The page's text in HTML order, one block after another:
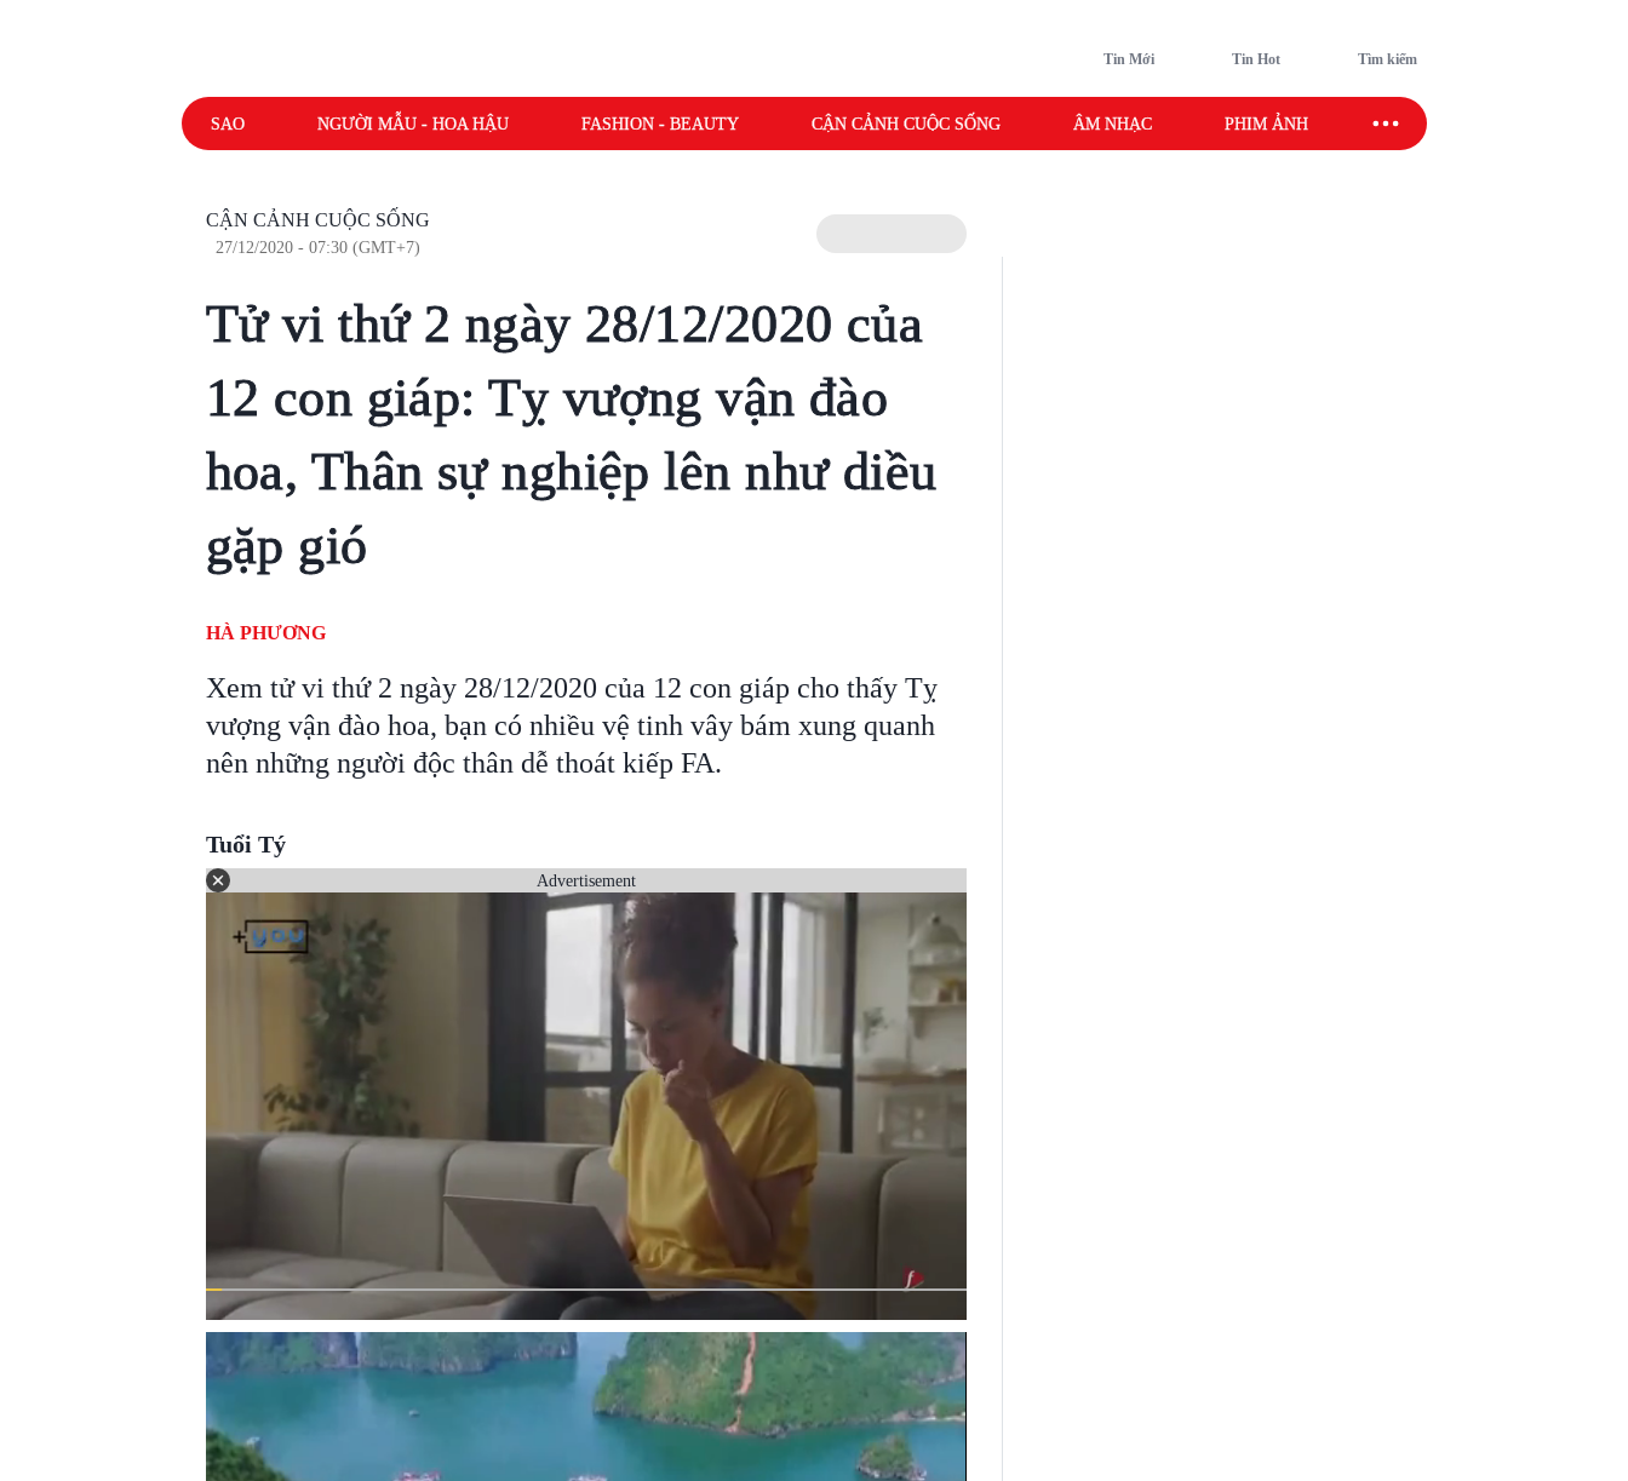
Tin Mới Tin Hot Tìm kiếm
SAO NGƯỜI MẪU - HOA HẬU FASHION - BEAUTY CẬN CẢNH CUỘC SỐNG ÂM NHẠC PHIM ẢNH SAO SPORT
CẬN CẢNH CUỘC SỐNG
27/12/2020 - 07:30 (GMT+7)
Tử vi thứ 2 ngày 28/12/2020 của
12 con giáp: Tỵ vượng vận đào
hoa, Thân sự nghiệp lên như diều
gặp gió
HÀ PHƯƠNG
Xem tử vi thứ 2 ngày 28/12/2020 của 12 con giáp cho thấy Tỵ
vượng vận đào hoa, bạn có nhiều vệ tinh vây bám xung quanh
nên những người độc thân dễ thoát kiếp FA.
Tuổi Tý
Advertisement